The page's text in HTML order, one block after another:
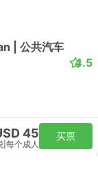
| 公共汽车
4.5
45
每个成人
买票